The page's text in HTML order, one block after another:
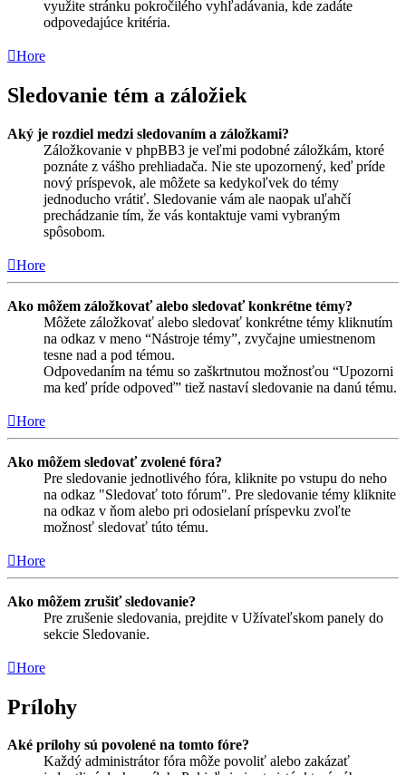
využite stránku pokročilého vyhľadávania, kde zadáte
odpovedajúce kritéria.
Hore
Sledovanie tém a záložiek
Aký je rozdiel medzi sledovaním a záložkami?
Záložkovanie v phpBB3 je veľmi podobné záložkám, ktoré
poznáte z vášho prehliadača. Nie ste upozornený, keď príde
nový príspevok, ale môžete sa kedykoľvek do témy
jednoducho vrátiť. Sledovanie vám ale naopak uľahčí
prechádzanie tím, že vás kontaktuje vami vybraným
spôsobom.
Hore
Ako môžem záložkovať alebo sledovať konkrétne témy?
Môžete záložkovať alebo sledovať konkrétne témy kliknutím
na odkaz v meno “Nástroje témy”, zvyčajne umiestnenom
tesne nad a pod témou.
Odpovedaním na tému so zaškrtnutou možnosťou “Upozorni
ma keď príde odpoveď” tiež nastaví sledovanie na danú tému.
Hore
Ako môžem sledovať zvolené fóra?
Pre sledovanie jednotlivého fóra, kliknite po vstupu do neho
na odkaz "Sledovať toto fórum". Pre sledovanie témy kliknite
na odkaz v ňom alebo pri odosielaní príspevku zvoľte
možnosť sledovať túto tému.
Hore
Ako môžem zrušiť sledovanie?
Pre zrušenie sledovania, prejdite v Užívateľskom panely do
sekcie Sledovanie.
Hore
Prílohy
Aké prílohy sú povolené na tomto fóre?
Každý administrátor fóra môže povoliť alebo zakázať